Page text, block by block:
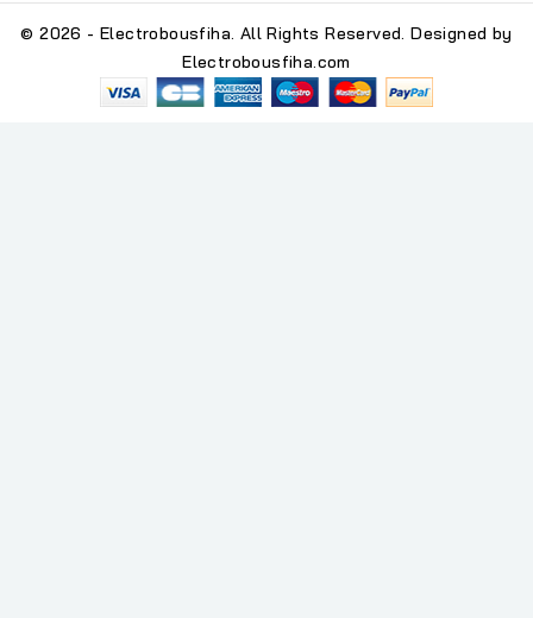
© 2026 - Electrobousfiha. All Rights Reserved. Designed by
Electrobousfiha.com